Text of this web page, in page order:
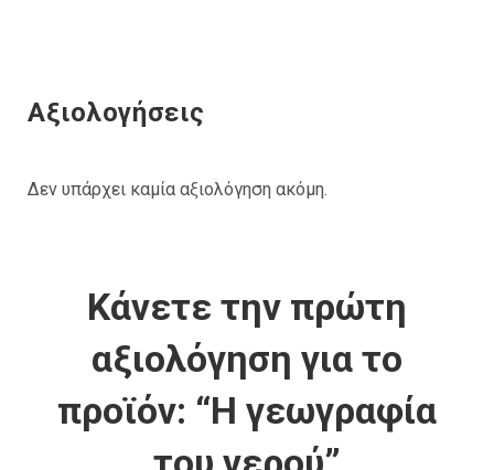
Αξιολογήσεις
Δεν υπάρχει καμία αξιολόγηση ακόμη.
Κάνετε την πρώτη
αξιολόγηση για το
προϊόν: “Η γεωγραφία